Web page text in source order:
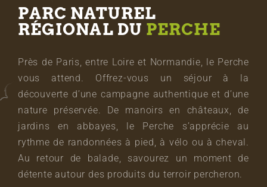
PARC NATUREL
RÉGIONAL DU PERCHE
Près de Paris, entre Loire et Normandie, le Perche
vous attend. Offrez-vous un séjour à la
découverte d’une campagne authentique et d’une
nature préservée. De manoirs en châteaux, de
jardins en abbayes, le Perche s’apprécie au
rythme de randonnées à pied, à vélo ou à cheval.
Au retour de balade, savourez un moment de
détente autour des produits du terroir percheron.